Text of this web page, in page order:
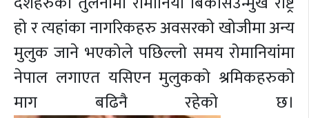
हो र त्यहांका नागरिकहरु अवसरको खोजीमा अन्य
मुलुक जाने भएकोले पछिल्लो समय रोमानियांमा
नेपाल लगाएत यसिएन मुलुकको श्रमिकहरुको
माग बढिनै रहेको छ।